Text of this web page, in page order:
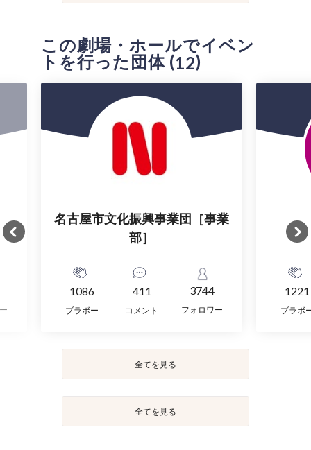
この劇場・ホールでイベン
トを行った団体 (12)
名古屋市文化振興事業団［事業
部］
1086
ブラボー
411
コメント
3744
フォロワー
1221
ブラボ
全てを見る
全てを見る